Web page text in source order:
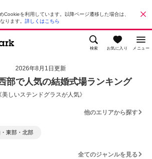
Cookieを利用しています。以降ページ遷移した場合は、
ります。 詳しくはこちら
検索 お気に入り メニュー
2026年8月1日更新
部で人気の結婚式場ランキング
《美しいステンドグラスが人気》
他のエリアから探す
東部・北部
全てのジャンルを見る